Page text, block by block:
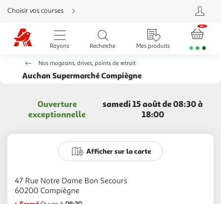
Aller
directement
au
contenu
Aller
directement
recherche
Aller
directement
directement
d'aide
Choisir vos courses
Rayons Recherche Mes produits
Nos magasins, drives, points de retrait
Auchan Supermarché Compiègne
Ouverture
exceptionnelle
samedi 15 août de 08:30 à
18:00
Afficher sur la carte
47 Rue Notre Dame Bon Secours